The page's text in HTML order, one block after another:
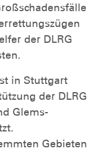
der DLRG
in Stuttgart
der DLRG
Glems-
Gebieten